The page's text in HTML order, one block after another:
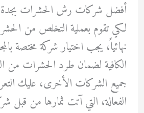
أفضل شركات رش الحشرات بجدة
لكي تقوم بعملية التخلص من
نهائياً، يجب اختيار شركة مختصة
الكافية لضمان طرد الحشرات من
جميع الشركات الأخرى، عليك
الفعالة، التي آتت ثمارها من قبل